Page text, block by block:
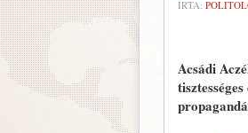
ÍRTA:
Acsádi